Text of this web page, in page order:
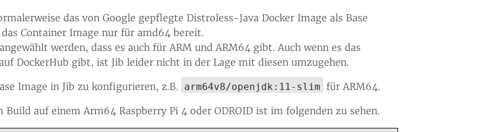
das von Google gepflegte Distroless-Java Docker Image als Base
Container Image nur für amd64 bereit.
werden, dass es auch für ARM und ARM64 gibt. Auch wenn es das
DockerHub gibt, ist Jib leider nicht in der Lage mit diesen umzugehen.
Image in Jib zu konfigurieren, z.B. arm64v8/openjdk:11-slim für ARM64.
auf einem Arm64 Raspberry Pi 4 oder ODROID ist im folgenden zu sehen.